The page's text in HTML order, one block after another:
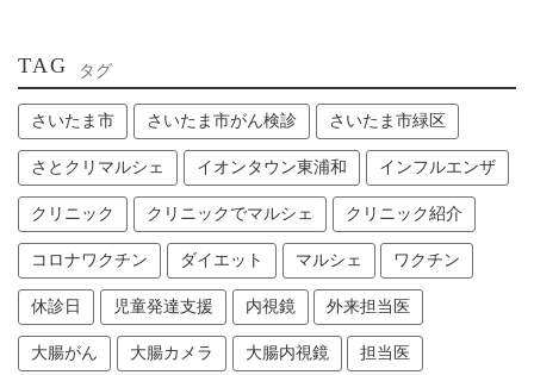
TAG タグ
さいたま市 さいたま市がん検診 さいたま市緑区
さとクリマルシェ イオンタウン東浦和 インフルエンザ
クリニック クリニックでマルシェ クリニック紹介
コロナワクチン ダイエット マルシェ ワクチン
休診日 児童発達支援 内視鏡 外来担当医
大腸がん 大腸カメラ 大腸内視鏡 担当医